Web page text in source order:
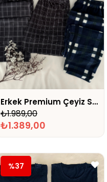
Erkek Premium Çeyiz Seti
₺1.389,00
₺1.989,00
%37